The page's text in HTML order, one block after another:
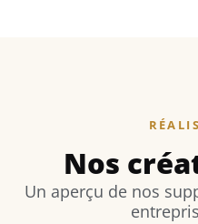
Nos
Un aperçu de nos